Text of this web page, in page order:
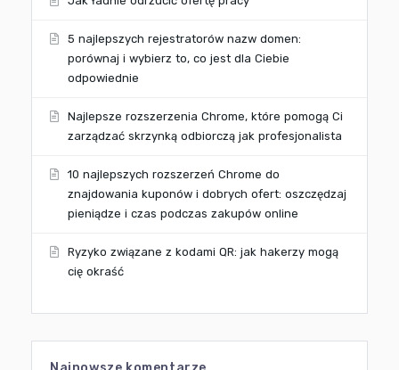
5 najlepszych rejestratorów nazw domen:
porównaj i wybierz to, co jest dla Ciebie
odpowiednie
Najlepsze rozszerzenia Chrome, które pomogą Ci
zarządzać skrzynką odbiorczą jak profesjonalista
10 najlepszych rozszerzeń Chrome do
znajdowania kuponów i dobrych ofert: oszczędzaj
pieniądze i czas podczas zakupów online
Ryzyko związane z kodami QR: jak hakerzy mogą
cię okraść